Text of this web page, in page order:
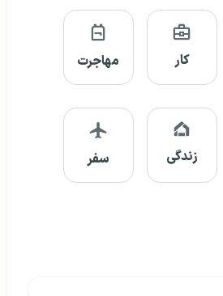
کار مهاجرت
زندگی سفر